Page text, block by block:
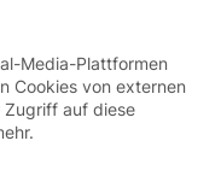
Soft Touch ist ein
Media-Plattformen
Cookies von externen
auf diese